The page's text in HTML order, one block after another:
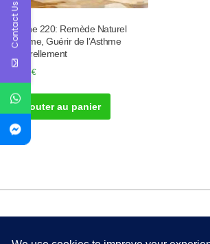
Tisane 220: Remède Naturel
Asthme, Guérir de l’Asthme
Naturellement
50.00€
Ajouter au panier
Contact Us